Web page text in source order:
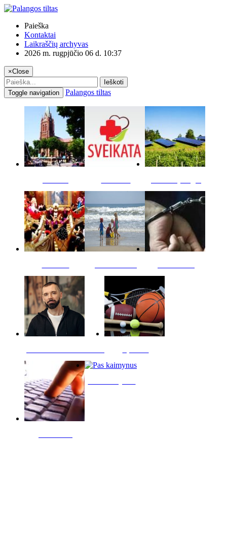
Paieška
Kontaktai
Laikraščių archyvas
2026 m. rugpjūčio 06 d. 10:37
×Close
Ieškoti
Toggle navigation
Palangos tiltas